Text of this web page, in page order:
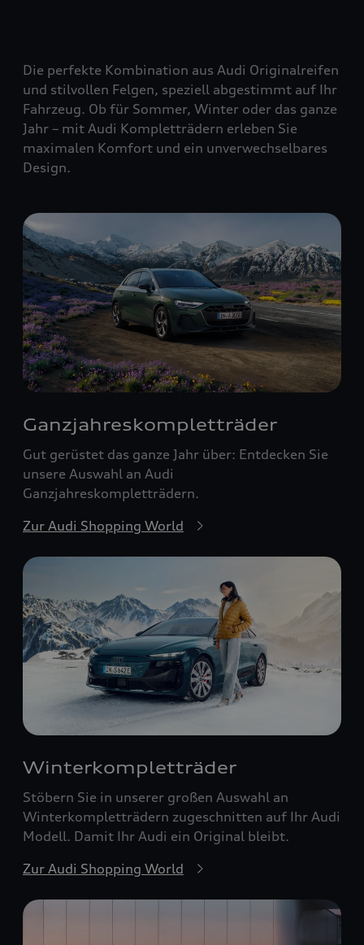
Die perfekte Kombination aus Audi Originalreifen
und stilvollen Felgen, speziell abgestimmt auf Ihr
Fahrzeug. Ob für Sommer, Winter oder das ganze
Jahr – mit Audi Kompletträdern erleben Sie
maximalen Komfort und ein unverwechselbares
Design.
Ganzjahreskomplett­räder
Gut gerüstet das ganze Jahr über: Entdecken Sie
unsere Auswahl an Audi
Ganzjahreskompletträdern.
Zur Audi Shopping World
Winterkompletträder
Stöbern Sie in unserer großen Auswahl an
Winterkompletträdern zugeschnitten auf Ihr Audi
Modell. Damit Ihr Audi ein Original bleibt.
Zur Audi Shopping World